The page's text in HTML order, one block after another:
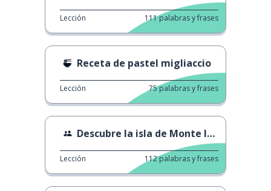
Lección 111palabras y frases
Receta de pastel migliaccio
Lección 75palabras y frases
Descubre la isla de Monte Isola
Lección 112palabras y frases